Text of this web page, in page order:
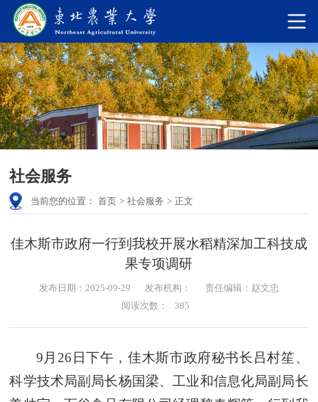
社会服务
当前您的位置： 首页 > 社会服务 > 正文
佳木斯市政府一行到我校开展水稻精深加工科技成
果专项调研
发布日期：2025-09-29 发布机构：
责任编辑：赵文忠
阅读次数：
385
9月26日下午，佳木斯市政府秘书长吕村笙、
科学技术局副局长杨国梁、工业和信息化局副局长